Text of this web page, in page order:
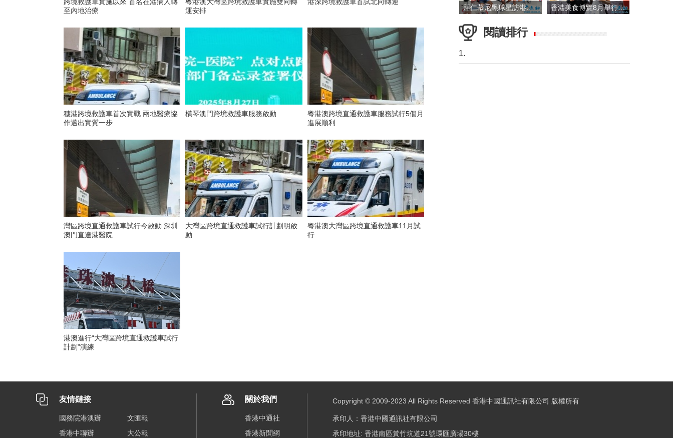
至內地治療
運安排
穗港跨境救護車首次實戰 兩地醫療協
作邁出實質一步
橫琴澳門跨境救護車服務啟動
粵港澳跨境直通救護車服務試行5個月
進展順利
灣區跨境直通救護車試行今啟動 深圳
澳門直達港醫院
大灣區跨境直通救護車試行計劃明啟
動
粵港澳大灣區跨境直通救護車11月試
行
港澳進行“大灣區跨境直通救護車試行
計劃”演練
拜仁慕尼黑球星訪港 與球迷近距離互動 香港美食博覽8月舉行 五大展覽打造盛夏嘉年華
閱讀排行
1.
友情鏈接
國務院港澳辦
文匯報
香港中聯辦
大公報
關於我們
香港中通社
香港新聞網
Copyright © 2009-2023 All Rights Reserved 香港中國通訊社有限公司 版權所有
承印人：香港中國通訊社有限公司
承印地址: 香港南區黃竹坑道21號環匯廣場30樓